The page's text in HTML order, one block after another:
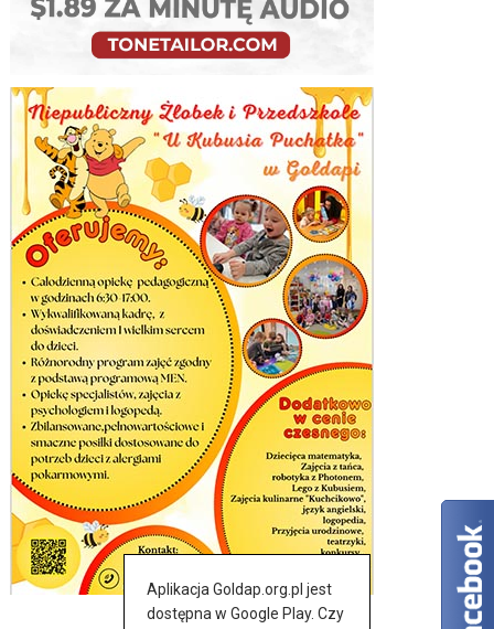
Aplikacja Goldap.org.pl jest
dostępna w Google Play. Czy